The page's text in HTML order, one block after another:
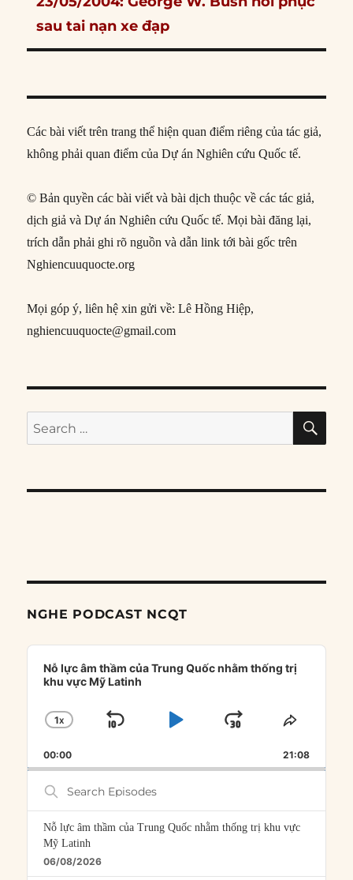
post:
sau tai nạn xe đạp
Các bài viết trên trang thể hiện quan điểm riêng của tác giả,
không phải quan điểm của Dự án Nghiên cứu Quốc tế.
© Bản quyền các bài viết và bài dịch thuộc về các tác giả,
dịch giả và Dự án Nghiên cứu Quốc tế. Mọi bài đăng lại,
trích dẫn phải ghi rõ nguồn và dẫn link tới bài gốc trên
Nghiencuuquocte.org
Mọi góp ý, liên hệ xin gửi về: Lê Hồng Hiệp,
nghiencuuquocte@gmail.com
Search
for:
NGHE PODCAST NCQT
Audio
Player
Nỗ lực âm thầm của Trung Quốc nhằm thống trị
khu vực Mỹ Latinh
CHANGE
RATE
1X
SKIP
PLAYJUMP
FORWARD
SHARE
00:00 21:08
Search
Episodes
Nỗ lực âm thầm của Trung Quốc nhằm thống trị khu vực
Mỹ Latinh
06/08/2026